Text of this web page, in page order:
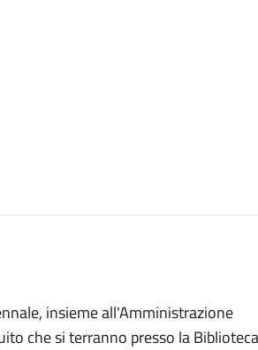
insieme all'Amministrazione
che si terranno presso la Biblioteca